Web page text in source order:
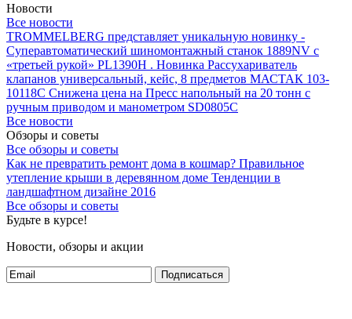
Новости
Все новости
TROMMELBERG представляет уникальную новинку -
Суперавтоматический шиномонтажный станок 1889NV с
«третьей рукой» PL1390H . Новинка Рассухариватель
клапанов универсальный, кейс, 8 предметов МАСТАК 103-
10118C Снижена цена на Пресс напольный на 20 тонн с
ручным приводом и манометром SD0805C
Все новости
Обзоры и советы
Все обзоры и советы
Как не превратить ремонт дома в кошмар? Правильное
утепление крыши в деревянном доме Тенденции в
ландшафтном дизайне 2016
Все обзоры и советы
Будьте в курсе!
Новости, обзоры и акции
Подписаться